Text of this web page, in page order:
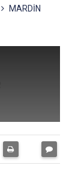
MARDİN